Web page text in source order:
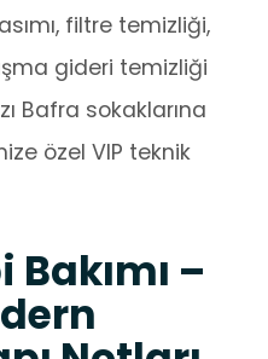
filtre temizliği,
gideri temizliği
Bafra sokaklarına
özel VIP teknik
–